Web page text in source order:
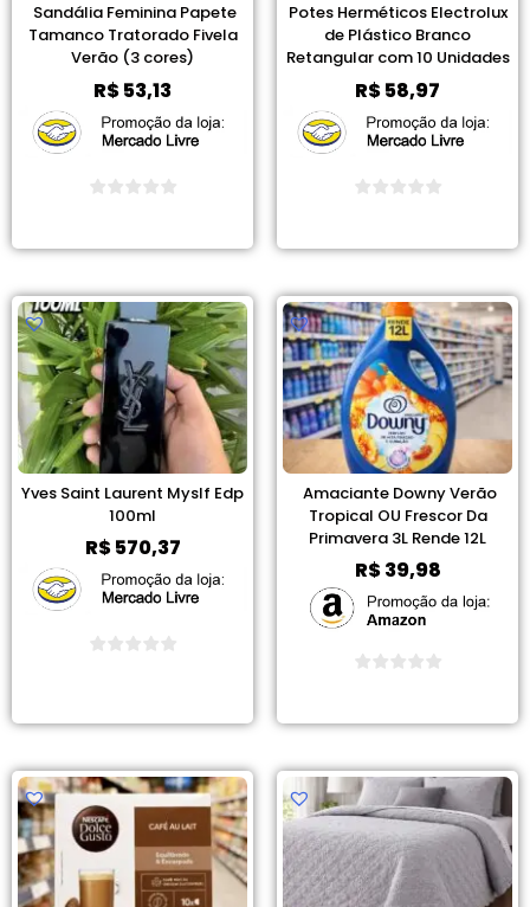
Sandália Feminina Papete
Tamanco Tratorado Fivela
Verão (3 cores)
R$53,13
Potes Herméticos Electrolux
de Plástico Branco
Retangular com 10 Unidades
R$58,97
Yves Saint Laurent Myslf Edp
100ml
R$570,37
Amaciante Downy Verão
Tropical OU Frescor Da
Primavera 3L Rende 12L
R$39,98